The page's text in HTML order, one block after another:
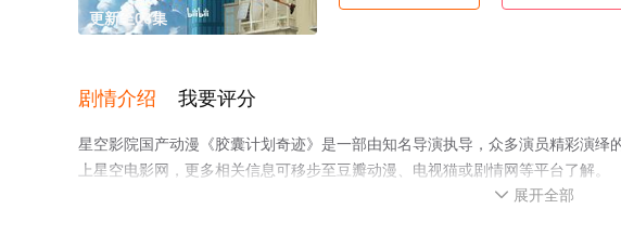
更新至06集
剧情介绍 我要评分
星空影院国产动漫《胶囊计划奇迹》是一部由知名导演执导，众多演员精彩演
上星空电影网，更多相关信息可移步至豆瓣动漫、电视猫或剧情网等平台了解。
 展开全部